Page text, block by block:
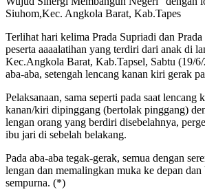
Siuhom,Kec. Angkola Barat, Kab.Tapes
Terlihat hari kelima Prada Supriadi dan
peserta aaaalatihan yang terdiri dari anak di
Kec.Angkola Barat, Kab.Tapsel, Sabtu (19/
aba-aba, setengah lencang kanan kiri gerak
Pelaksanaan, sama seperti pada saat lencang
kanan/kiri dipinggang (bertolak pinggang)
lengan orang yang berdiri disebelahnya,
ibu jari di sebelah belakang.
Pada aba-aba tegak-gerak, semua dengan
lengan dan memalingkan muka ke depan
sempurna. (*)